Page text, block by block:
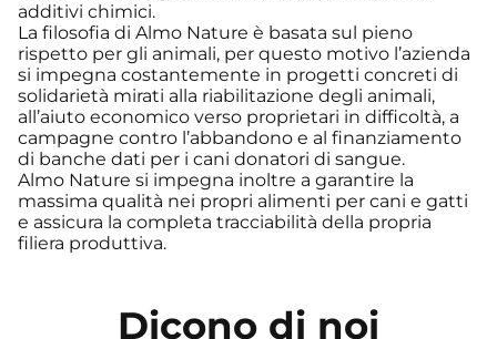
additivi chimici.
La filosofia di Almo Nature è basata sul pieno
rispetto per gli animali, per questo motivo l’azienda
si impegna costantemente in progetti concreti di
solidarietà mirati alla riabilitazione degli animali,
all’aiuto economico verso proprietari in difficoltà, a
campagne contro l’abbandono e al finanziamento
di banche dati per i cani donatori di sangue.
Almo Nature si impegna inoltre a garantire la
massima qualità nei propri alimenti per cani e gatti
e assicura la completa tracciabilità della propria
filiera produttiva.
Dicono di noi